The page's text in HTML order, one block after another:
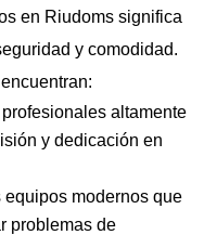
en Riudoms significa
y comodidad.
altamente
y dedicación en
equipos modernos que
problemas de